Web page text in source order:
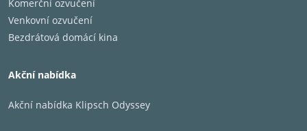
Komerční ozvučení
Venkovní ozvučení
Bezdrátová domácí kina
Akční nabídka
Akční nabídka Klipsch Odyssey